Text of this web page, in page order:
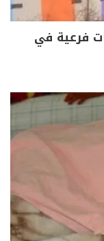
فرعية في